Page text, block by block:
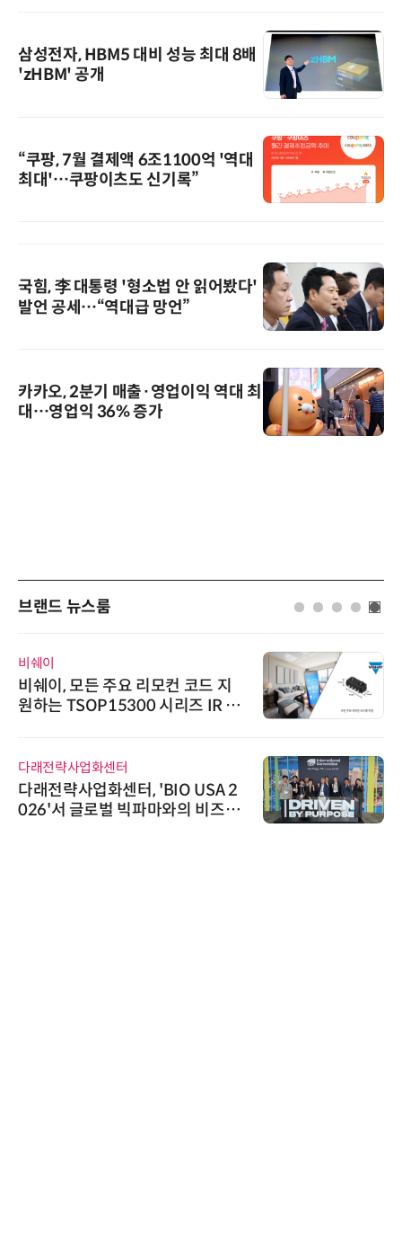
삼성전자, HBM5 대비 성능 최대 8배
'zHBM' 공개
“쿠팡, 7월 결제액 6조1100억 '역대
최대'…쿠팡이츠도 신기록”
국힘, 李 대통령 '형소법 안 읽어봤다'
발언 공세…“역대급 망언”
카카오, 2분기 매출·영업이익 역대 최
대…영업익 36% 증가
브랜드 뉴스룸
비쉐이
비쉐이, 모든 주요 리모컨 코드 지
원하는 TSOP15300 시리즈 IR 수
다래전략사업화센터
다래전략사업화센터, 'BIO USA 2
026'서 글로벌 빅파마와의 비즈니